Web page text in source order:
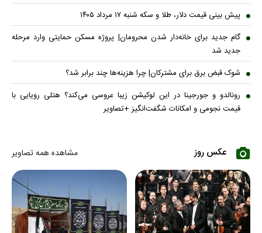
پیش بینی قیمت دلار، طلا و سکه شنبه ۱۷ مرداد ۱۴۰۵
گام جدید برای خانه‌دار شدن محرومان| پروژه مسکن حمایتی وارد مرحله
جدید شد
شوک قبض برق برای مشترکان| چرا هزینه‌ها چند برابر شد؟
رونالدو و جورجینا در این لوکیشن زیبا عروسی می‌کند؟ هتلی رویایی با
قیمت نجومی و امکانات شگفت‌انگیز +تصاویر
عکس روز مشاهده همه تصاویر